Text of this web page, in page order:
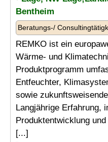
Bentheim
Beratungs-/
REMKO ist ein
Wärme- und
Produktprogramm
Entfeuchter,
sowie
Langjährige Erfahrung,
Produktentwicklung
[...]